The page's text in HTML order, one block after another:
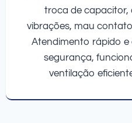
troca de capacitor,
vibrações, mau
Atendimento rápido
segurança,
ventilação